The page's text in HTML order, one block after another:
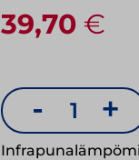
39,70 €
-
määrä
+